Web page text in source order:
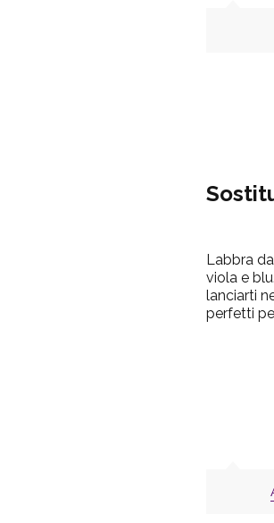
Labbra
viola e blu.
lanciarti
perfetti